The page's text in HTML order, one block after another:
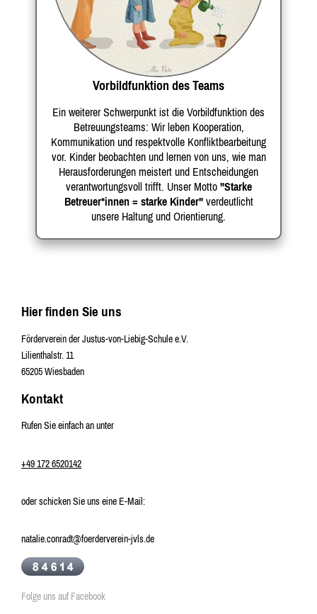
Vorbildfunktion des Teams
Ein weiterer Schwerpunkt ist die Vorbildfunktion des
Betreuungsteams: Wir leben Kooperation,
Kommunikation und respektvolle Konfliktbearbeitung
vor. Kinder beobachten und lernen von uns, wie man
Herausforderungen meistert und Entscheidungen
verantwortungsvoll trifft. Unser Motto "Starke
Betreuer*innen = starke Kinder"verdeutlicht
unsere Haltung und Orientierung.
Hier finden Sie uns
Förderverein der Justus-von-Liebig-Schule e.V.
Lilienthalstr. 11
65205Wiesbaden
Kontakt
Rufen Sie einfach an unter
+49 172 6520142
oder schicken Sie uns eine E-Mail:
natalie.conradt@foerderverein-jvls.de
Folge uns auf Facebook